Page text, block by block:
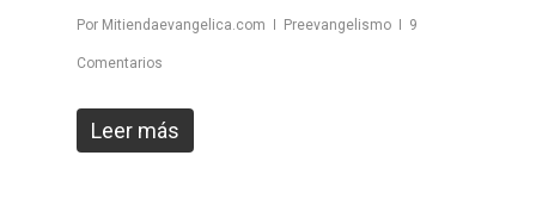
Por Mitiendaevangelica.com Preevangelismo 9
Comentarios
Leer más